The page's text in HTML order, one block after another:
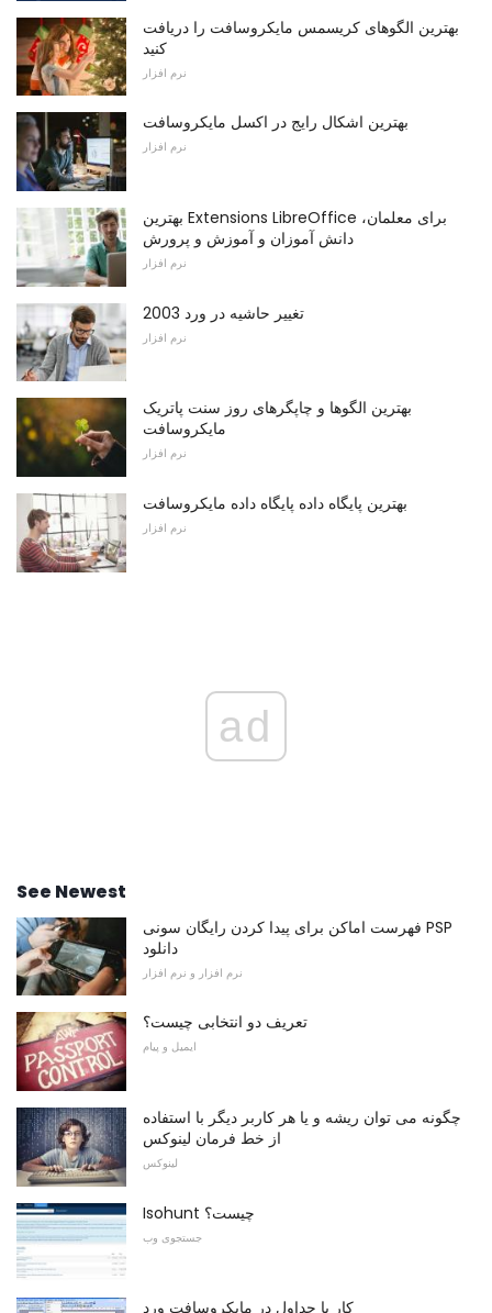
بهترین الگوهای کریسمس مایکروسافت را دریافت
کنید
نرم افزار
بهترین اشکال رایج در اکسل مایکروسافت
نرم افزار
بهترین Extensions LibreOffice برای معلمان،
دانش آموزان و آموزش و پرورش
نرم افزار
تغییر حاشیه در ورد 2003
نرم افزار
بهترین الگوها و چاپگرهای روز سنت پاتریک
مایکروسافت
نرم افزار
بهترین پایگاه داده پایگاه داده مایکروسافت
نرم افزار
ad
See Newest
فهرست اماکن برای پیدا کردن رایگان سونی PSP
دانلود
نرم افزار و نرم افزار
تعریف دو انتخابی چیست؟
ایمیل و پیام
چگونه می توان ریشه و یا هر کاربر دیگر با استفاده
از خط فرمان لینوکس
لینوکس
Isohunt چیست؟
جستجوی وب
کار با جداول در مایکروسافت ورد